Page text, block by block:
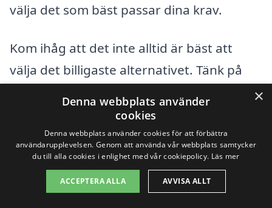
välja det som bäst passar dina krav.
Kom ihåg att det inte alltid är bäst att
välja det billigaste alternativet. Tänk på
från tidigare kunder. En professionell
städfirma som specialiserar sig på
trappstädning i Odensjö bör kunna
erbjuda både konkurrenskraftiga priser
×
Denna webbplats använder
cookies
Denna webbplats använder cookies för att förbättra
användarupplevelsen. Genom att använda vår webbplats samtycker
du till alla cookies i enlighet med vår cookiepolicy. Läs mer
ACCEPTERA ALLA AVVISA ALLT